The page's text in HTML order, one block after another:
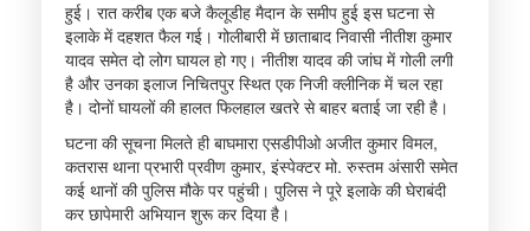
हुई। रात करीब एक बजे कैलूडीह मैदान के समीप हुई इस घटना से
इलाके में दहशत फैल गई। गोलीबारी में छाताबाद निवासी नीतीश कुमार
यादव समेत दो लोग घायल हो गए। नीतीश यादव की जांघ में गोली लगी
है और उनका इलाज निचितपुर स्थित एक निजी क्लीनिक में चल रहा
है। दोनों घायलों की हालत फिलहाल खतरे से बाहर बताई जा रही है।
घटना की सूचना मिलते ही बाघमारा एसडीपीओ अजीत कुमार विमल,
कतरास थाना प्रभारी प्रवीण कुमार, इंस्पेक्टर मो. रुस्तम अंसारी समेत
कई थानों की पुलिस मौके पर पहुंची। पुलिस ने पूरे इलाके की घेराबंदी
कर छापेमारी अभियान शुरू कर दिया है।